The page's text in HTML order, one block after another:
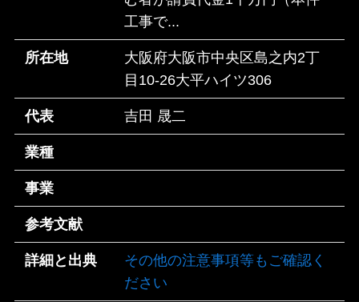
工事で...
所在地
大阪府大阪市中央区島之内2丁
目10-26大平ハイツ306
代表 吉田 晟二
業種
事業
参考文献
詳細と出典
その他の注意事項等もご確認く
ださい